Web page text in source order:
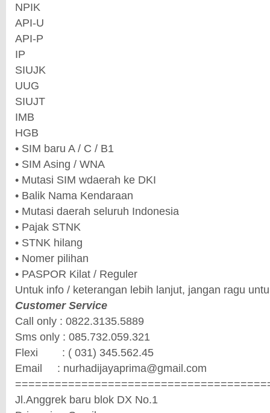
NPIK
API-U
API-P
IP
SIUJK
UUG
SIUJT
IMB
HGB
• SIM baru A / C / B1
• SIM Asing / WNA
• Mutasi SIM wdaerah ke DKI
• Balik Nama Kendaraan
• Mutasi daerah seluruh Indonesia
• Pajak STNK
• STNK hilang
• Nomer pilihan
• PASPOR Kilat / Reguler
Untuk info / keterangan lebih lanjut, jangan ragu
Customer Service
Call only : 0822.3135.5889
Sms only : 085.732.059.321
Flexi
: ( 031) 345.562.45
Email
: nurhadijayaprima@gmail.com
Jl.Anggrek baru blok DX No.1